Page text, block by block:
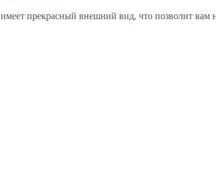
прекрасный внешний вид, что позволит вам